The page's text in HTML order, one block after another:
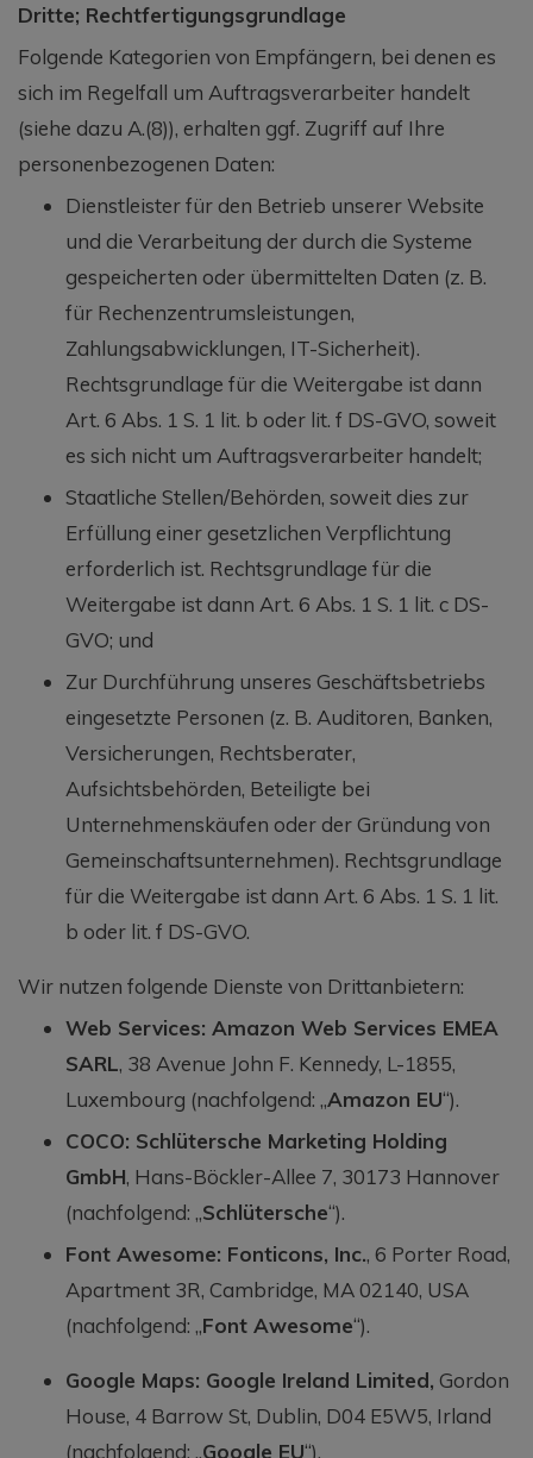
Dritte; Rechtfertigungsgrundlage
Folgende Kategorien von Empfängern, bei denen es
sich im Regelfall um Auftragsverarbeiter handelt
(siehe dazu A.(8)), erhalten ggf. Zugriff auf Ihre
personenbezogenen Daten:
Dienstleister für den Betrieb unserer Website
und die Verarbeitung der durch die Systeme
gespeicherten oder übermittelten Daten (z. B.
für Rechenzentrumsleistungen,
Zahlungsabwicklungen, IT-Sicherheit).
Rechtsgrundlage für die Weitergabe ist dann
Art. 6 Abs. 1 S. 1 lit. b oder lit. f DS-GVO, soweit
es sich nicht um Auftragsverarbeiter handelt;
Staatliche Stellen/Behörden, soweit dies zur
Erfüllung einer gesetzlichen Verpflichtung
erforderlich ist. Rechtsgrundlage für die
Weitergabe ist dann Art. 6 Abs. 1 S. 1 lit. c DS-
GVO; und
Zur Durchführung unseres Geschäftsbetriebs
eingesetzte Personen (z. B. Auditoren, Banken,
Versicherungen, Rechtsberater,
Aufsichtsbehörden, Beteiligte bei
Unternehmenskäufen oder der Gründung von
Gemeinschaftsunternehmen). Rechtsgrundlage
für die Weitergabe ist dann Art. 6 Abs. 1 S. 1 lit.
b oder lit. f DS-GVO.
Wir nutzen folgende Dienste von Drittanbietern:
Web Services: Amazon Web Services EMEA
SARL, 38 Avenue John F. Kennedy, L-1855,
Luxembourg (nachfolgend: „Amazon EU“).
COCO: Schlütersche Marketing Holding
GmbH, Hans-Böckler-Allee 7, 30173 Hannover
(nachfolgend: „Schlütersche“).
Font Awesome: Fonticons, Inc., 6 Porter Road,
Apartment 3R, Cambridge, MA 02140, USA
(nachfolgend: „Font Awesome“).
Google Maps: Google Ireland Limited, Gordon
House, 4 Barrow St, Dublin, D04 E5W5, Irland
(nachfolgend: „Google EU“).